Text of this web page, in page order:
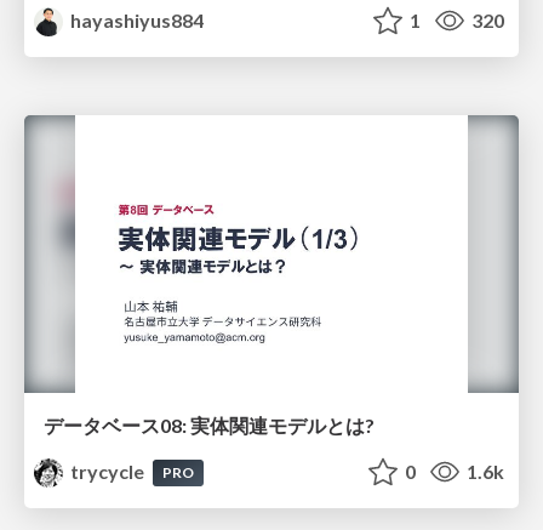
hayashiyus884
1 320
データベース08: 実体関連モデルとは?
trycycle
PRO 0 1.6k